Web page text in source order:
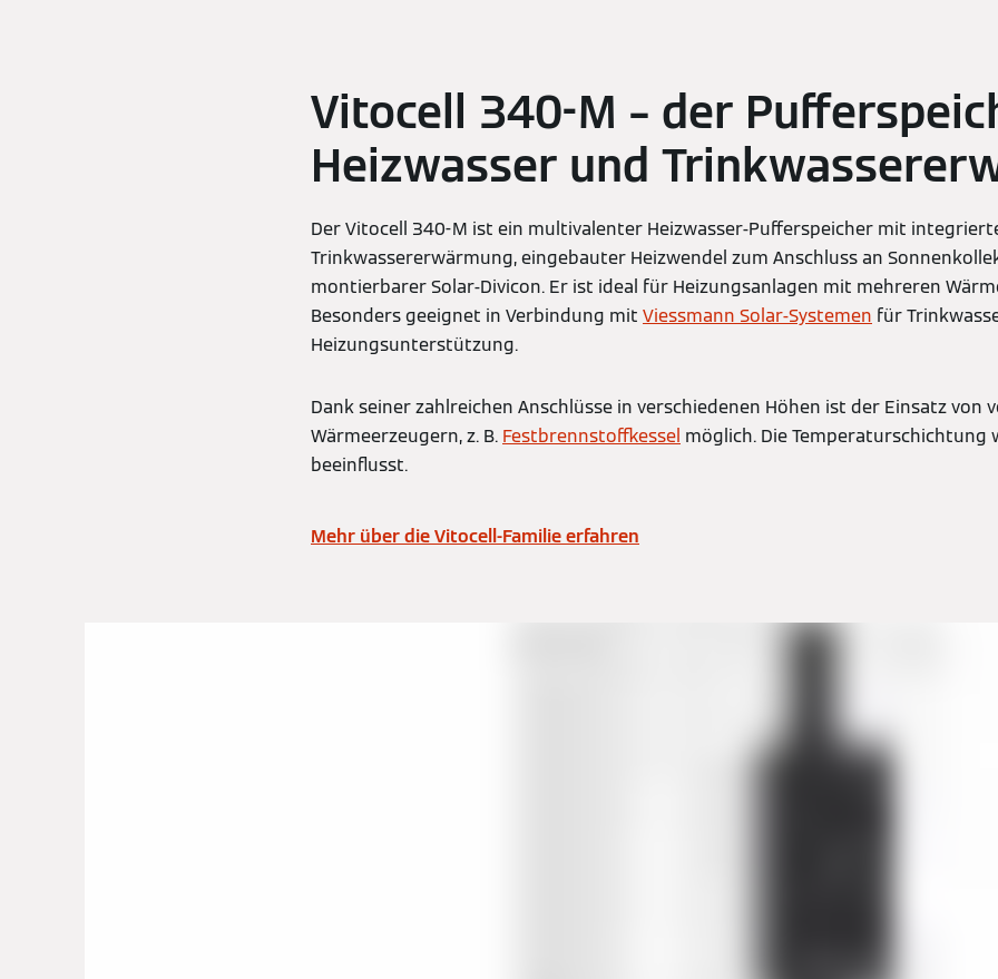
Vitocell 340-M – der
Heizwasser und
Der Vitocell 340-M ist ein multivalenter Heizwasser-Pufferspeicher mit
Trinkwassererwärmung, eingebauter Heizwendel zum Anschluss an
montierbarer Solar-Divicon. Er ist ideal für Heizungsanlagen mit mehreren
Besonders geeignet in Verbindung mit Viessmann Solar-Systemen für
Heizungsunterstützung.
Dank seiner zahlreichen Anschlüsse in verschiedenen Höhen ist der Einsatz von
Wärmeerzeugern, z. B. Festbrennstoffkessel möglich. Die Temperaturschichtung
beeinflusst.
Mehr über die Vitocell-Familie erfahren